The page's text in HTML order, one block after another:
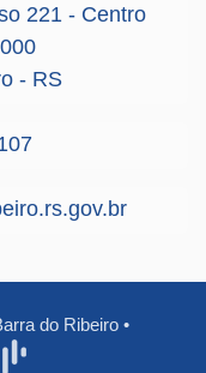
221 - Centro
- RS
do Ribeiro •